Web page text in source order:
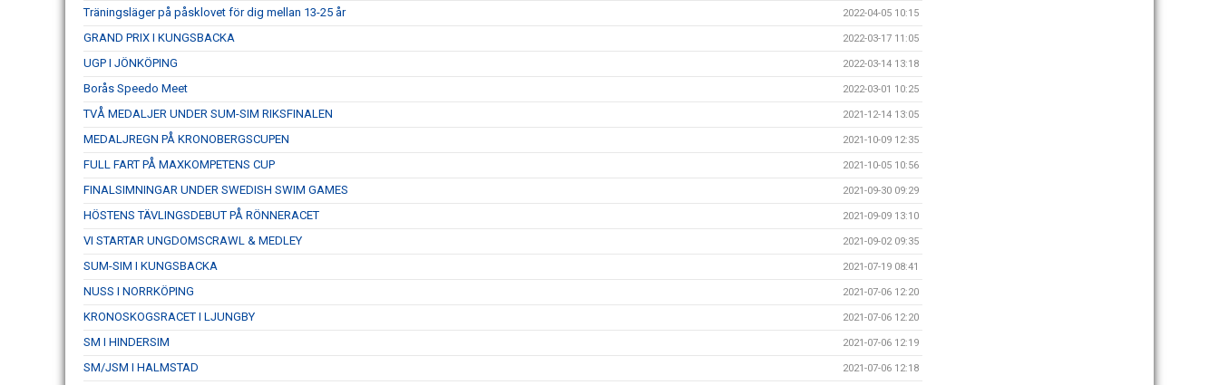
Träningsläger på påsklovet för dig mellan 13-25 år 2022-04-05 10:15
GRAND PRIX I KUNGSBACKA 2022-03-17 11:05
UGP I JÖNKÖPING 2022-03-14 13:18
Borås Speedo Meet 2022-03-01 10:25
TVÅ MEDALJER UNDER SUM-SIM RIKSFINALEN 2021-12-14 13:05
MEDALJREGN PÅ KRONOBERGSCUPEN 2021-10-09 12:35
FULL FART PÅ MAXKOMPETENS CUP 2021-10-05 10:56
FINALSIMNINGAR UNDER SWEDISH SWIM GAMES 2021-09-30 09:29
HÖSTENS TÄVLINGSDEBUT PÅ RÖNNERACET 2021-09-09 13:10
VI STARTAR UNGDOMSCRAWL & MEDLEY 2021-09-02 09:35
SUM-SIM I KUNGSBACKA 2021-07-19 08:41
NUSS I NORRKÖPING 2021-07-06 12:20
KRONOSKOGSRACET I LJUNGBY 2021-07-06 12:20
SM I HINDERSIM 2021-07-06 12:19
SM/JSM I HALMSTAD 2021-07-06 12:18